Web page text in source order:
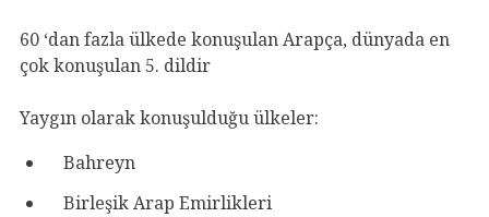
60 ‘dan fazla ülkede konuşulan Arapça, dünyada en
çok konuşulan 5. dildir
Yaygın olarak konuşulduğu ülkeler:
Bahreyn
Birleşik Arap Emirlikleri